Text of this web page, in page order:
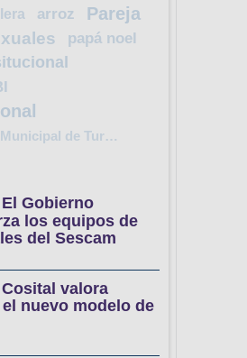
arroz Pareja
papá noel
Plan Estratégico Municipal de Turismo
El Gobierno
los equipos de
del Sescam
Cosital valora
nuevo modelo de